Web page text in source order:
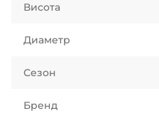
Висота
Диаметр
Сезон
Бренд